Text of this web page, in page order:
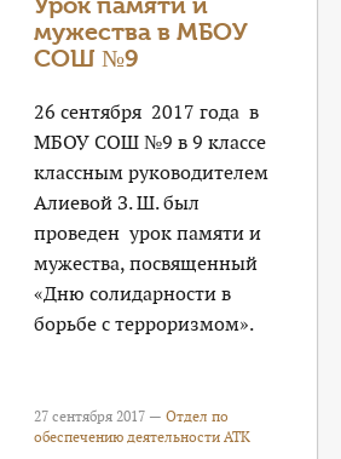
мужества в МБОУ
СОШ №9
26 сентября 2017 года в
МБОУ СОШ №9 в 9 классе
классным руководителем
Алиевой З. Ш. был
проведен урок памяти и
мужества, посвященный
«Дню солидарности в
борьбе с терроризмом».
27 сентября 2017 —Отдел по
обеспечению деятельности АТК